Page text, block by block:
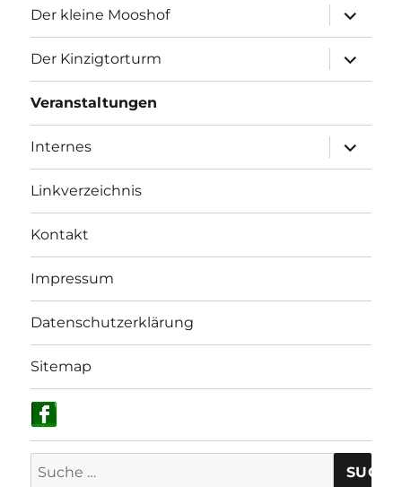
Der kleine Mooshof
anzeigen
Der Kinzigtorturm
anzeigen
Veranstaltungen
Internes
anzeigen
Linkverzeichnis
Kontakt
Impressum
Datenschutzerklärung
Sitemap
nach: